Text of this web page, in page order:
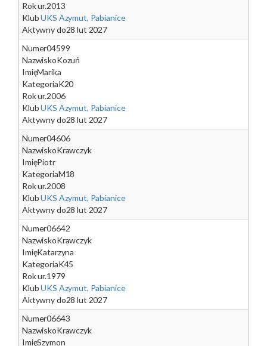
Rok ur.2013
KlubUKS Azymut, Pabianice
Aktywny do28 lut 2027
Numer04599
NazwiskoKozuń
ImięMarika
KategoriaK20
Rok ur.2006
KlubUKS Azymut, Pabianice
Aktywny do28 lut 2027
Numer04606
NazwiskoKrawczyk
ImięPiotr
KategoriaM18
Rok ur.2008
KlubUKS Azymut, Pabianice
Aktywny do28 lut 2027
Numer06642
NazwiskoKrawczyk
ImięKatarzyna
KategoriaK45
Rok ur.1979
KlubUKS Azymut, Pabianice
Aktywny do28 lut 2027
Numer06643
NazwiskoKrawczyk
ImięSzymon